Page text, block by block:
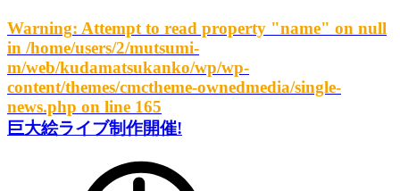
Warning: Attempt to read property "name" on null
in /home/users/2/mutsumi-
m/web/kudamatsukanko/wp/wp-
content/themes/cmctheme-ownedmedia/single-
news.php on line 165
巨大絵ライブ制作開催!